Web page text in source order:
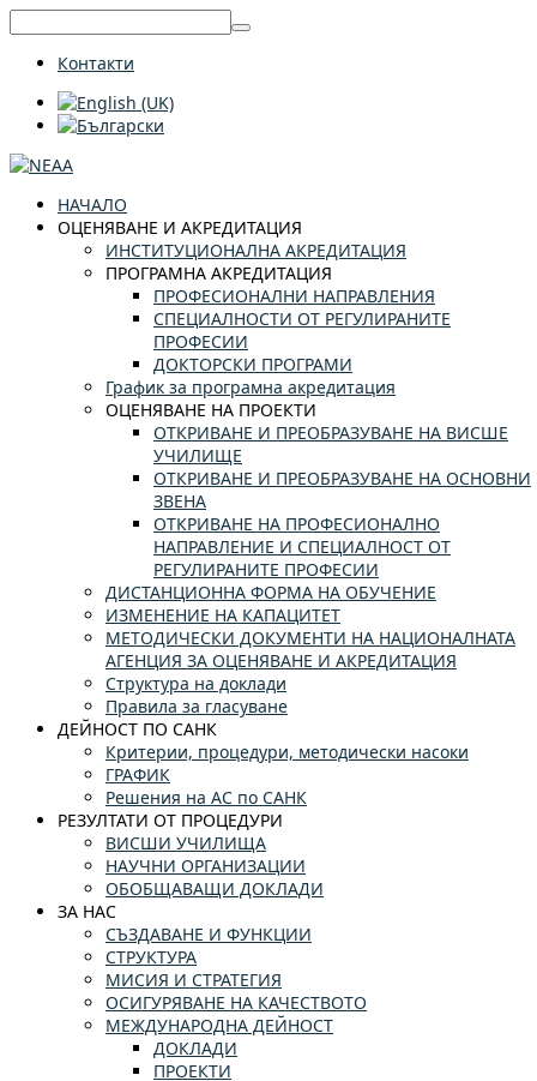
Контакти
НАЧАЛО
ОЦЕНЯВАНЕ И АКРЕДИТАЦИЯ
ИНСТИТУЦИОНАЛНА АКРЕДИТАЦИЯ
ПРОГРАМНА АКРЕДИТАЦИЯ
ПРОФЕСИОНАЛНИ НАПРАВЛЕНИЯ
СПЕЦИАЛНОСТИ ОТ РЕГУЛИРАНИТЕ
ПРОФЕСИИ
ДОКТОРСКИ ПРОГРАМИ
График за програмна акредитация
ОЦЕНЯВАНЕ НА ПРОЕКТИ
ОТКРИВАНЕ И ПРЕОБРАЗУВАНЕ НА ВИСШЕ
УЧИЛИЩЕ
ОТКРИВАНЕ И ПРЕОБРАЗУВАНЕ НА ОСНОВНИ
ЗВЕНА
ОТКРИВАНЕ НА ПРОФЕСИОНАЛНО
НАПРАВЛЕНИЕ И СПЕЦИАЛНОСТ ОТ
РЕГУЛИРАНИТЕ ПРОФЕСИИ
ДИСТАНЦИОННА ФОРМА НА ОБУЧЕНИЕ
ИЗМЕНЕНИЕ НА КАПАЦИТЕТ
МЕТОДИЧЕСКИ ДОКУМЕНТИ НА НАЦИОНАЛНАТА
АГЕНЦИЯ ЗА ОЦЕНЯВАНЕ И АКРЕДИТАЦИЯ
Структура на доклади
Правила за гласуване
ДЕЙНОСТ ПО САНК
Критерии, процедури, методически насоки
ГРАФИК
Решения на АС по САНК
РЕЗУЛТАТИ ОТ ПРОЦЕДУРИ
ВИСШИ УЧИЛИЩА
НАУЧНИ ОРГАНИЗАЦИИ
ОБОБЩАВАЩИ ДОКЛАДИ
ЗА НАС
СЪЗДАВАНЕ И ФУНКЦИИ
СТРУКТУРА
МИСИЯ И СТРАТЕГИЯ
ОСИГУРЯВАНЕ НА КАЧЕСТВОТО
МЕЖДУНАРОДНА ДЕЙНОСТ
ДОКЛАДИ
ПРОЕКТИ